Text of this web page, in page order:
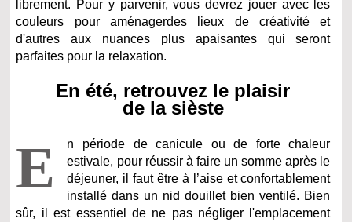
librement. Pour y parvenir, vous devrez jouer avec les
couleurs pour aménagerdes lieux de créativité et
d'autres aux nuances plus apaisantes qui seront
parfaites pour la relaxation.
En été, retrouvez le plaisir
de la sièste
E
n période de canicule ou de forte chaleur
estivale, pour réussir à faire un somme après le
déjeuner, il faut être à l’aise et confortablement
installé dans un nid douillet bien ventilé. Bien
sûr, il est essentiel de ne pas négliger l'emplacement